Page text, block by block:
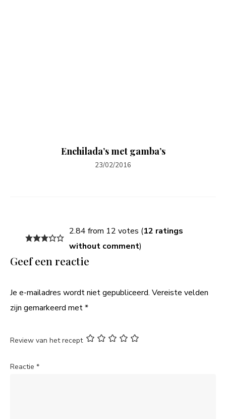
Enchilada’s met gamba’s
23/02/2016
2.84 from 12 votes (12 ratings
without comment)
Geef een reactie
Je e-mailadres wordt niet gepubliceerd. Vereiste velden
zijn gemarkeerd met*
Review van het recept
Reactie *